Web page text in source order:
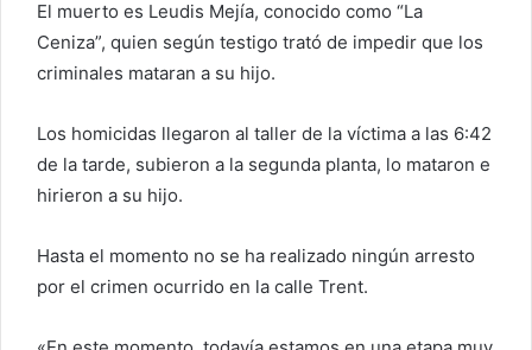
El muerto es Leudis Mejía, conocido como “La
Ceniza”, quien según testigo trató de impedir que los
criminales mataran a su hijo.
Los homicidas llegaron al taller de la víctima a las 6:42
de la tarde, subieron a la segunda planta, lo mataron e
hirieron a su hijo.
Hasta el momento no se ha realizado ningún arresto
por el crimen ocurrido en la calle Trent.